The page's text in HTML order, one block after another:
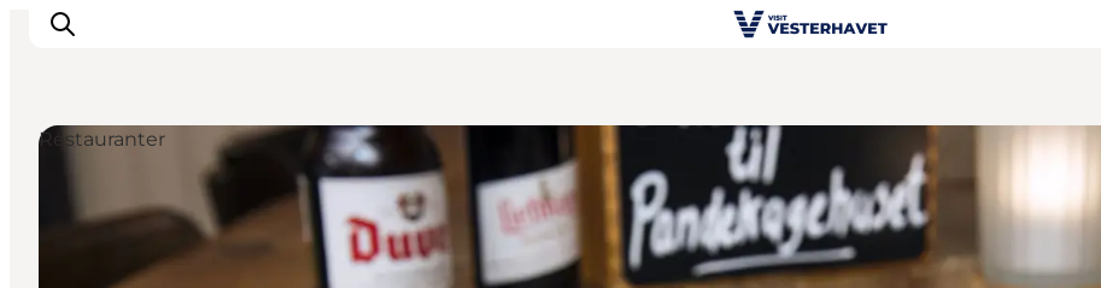
Det sker
Oplevelser
Vores Byer
Restauranter